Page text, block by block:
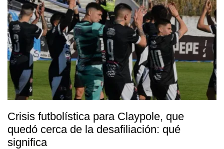
Crisis futbolística para Claypole, que
quedó cerca de la desafiliación: qué
significa